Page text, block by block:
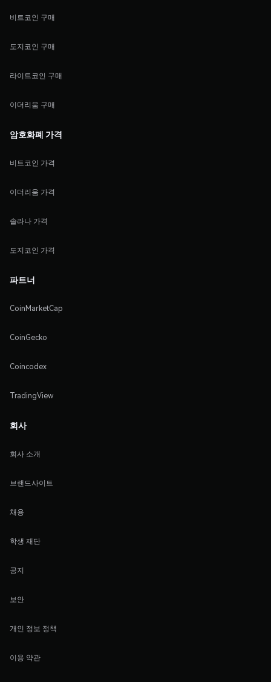
비트코인 구매
도지코인 구매
라이트코인 구매
이더리움 구매
암호화폐 가격
비트코인 가격
이더리움 가격
솔라나 가격
도지코인 가격
파트너
CoinMarketCap
CoinGecko
Coincodex
TradingView
회사
회사 소개
브랜드사이트
채용
학생 재단
공지
보안
개인 정보 정책
이용 약관